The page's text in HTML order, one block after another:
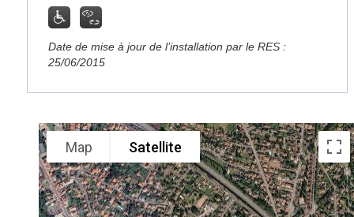
Date de mise à jour de l’installation par le RES :
25/06/2015
Map Satellite